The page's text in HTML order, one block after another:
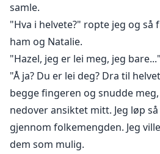
samle.
"Hva i helvete?" ropte jeg og
ham og Natalie.
"Hazel, jeg er lei meg, jeg
"Å ja? Du er lei deg? Dra til
begge fingeren og snudde
nedover ansiktet mitt. Jeg løp
gjennom folkemengden. Jeg
dem som mulig.